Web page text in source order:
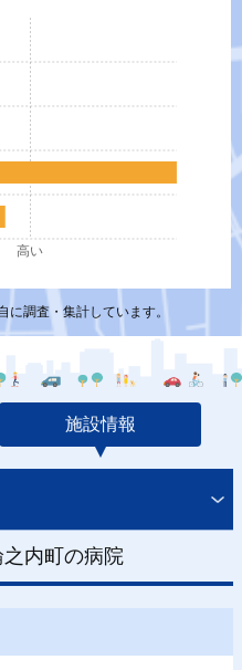
高い
調査・集計しています。
施設情報
内町の病院